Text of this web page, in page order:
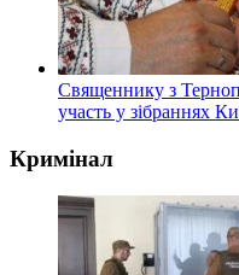
Священнику з
участь у зібраннях
Кримінал